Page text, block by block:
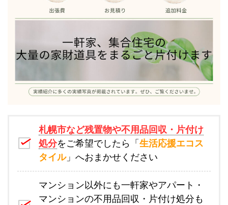
札幌市など残置物や不用品回収・片付け
処分をご希望でしたら「 生活応援エコス
タイル」へおまかせください
マンション以外にも一軒家やアパート・
マンションの不用品回収・片付け処分も